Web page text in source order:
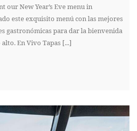
our New Year’s Eve menu in
este exquisito menú con las mejores
gastronómicas para dar la bienvenida
En Vivo Tapas [...]